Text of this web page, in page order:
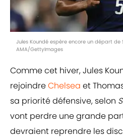
Jules Koundé espère encore un départ de
AMA/GettyImages
Comme cet hiver, Jules
rejoindreChelsea et
sa priorité défensive, selon
vont perdre une grande
devraient reprendre les